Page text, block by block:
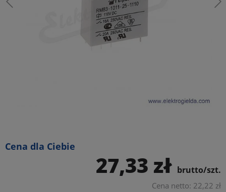
Cena dla Ciebie
27,33 zł brutto/szt.
Cena netto: 22,22 zł